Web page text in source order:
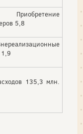
5,8
1,9
135,3 млн.